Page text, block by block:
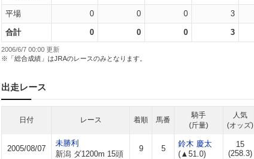
平場 0 0 0 3
合計 0 0 0 3
2006/6/7 00:00 更新
※「総合成績」はJRAのレースのみとなります。
出走レース
日付 レース 着順 馬番
騎手
(斤量)
人気
(オッズ)
2005/08/07
未勝利
新潟 ダ1200m 15頭
9 5
鈴木 慶太
(▲51.0)
15
(258.3)